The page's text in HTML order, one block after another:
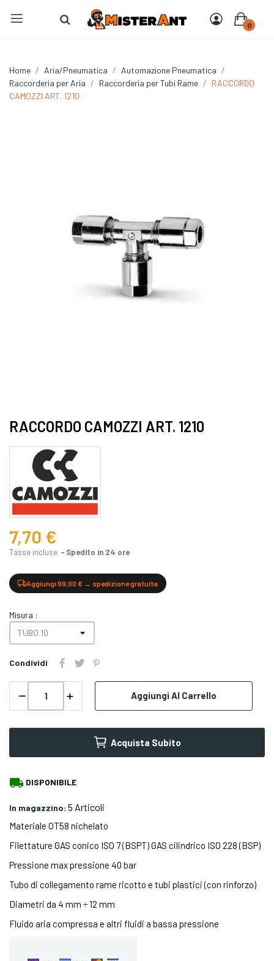
0
Home Aria/Pneumatica
Automazione Pneumatica
Raccorderia per Aria
Raccorderia per Tubi Rame
RACCORDO
CAMOZZI ART. 1210
RACCORDO CAMOZZI ART. 1210
7,70 €
Tasse incluse Spedito in 24 ore
Aggiungi 99,00 € → spedizione gratuita
Misura :
Condividi
Aggiungi Al Carrello
Acquista Subito
local_shipping DISPONIBILE
In magazzino: 5 Articoli
Materiale OT58 nichelato
Filettature GAS conico ISO 7 (BSPT) GAS cilindrico ISO 228 (BSP)
Pressione max pressione 40 bar
Tubo di collegamento rame ricotto e tubi plastici (con rinforzo)
Diametri da 4 mm ÷ 12 mm
Fluido aria compressa e altri fluidi a bassa pressione